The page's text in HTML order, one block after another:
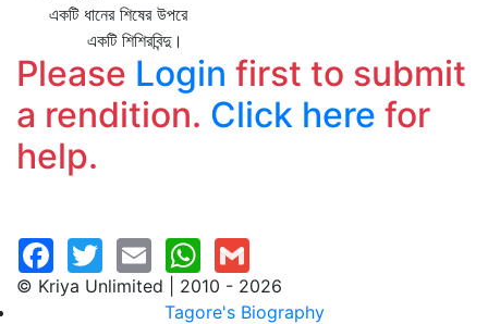
একটি ধানের শিষের উপরে
একটি শিশিরবিন্দু।
Please Login first to submit
a rendition. Click here for
help.
© Kriya Unlimited | 2010 - 2026
Tagore's Biography